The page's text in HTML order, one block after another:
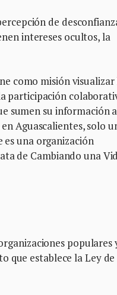
de
intereses ocultos, la
como misión visualizar
participación
sumen su información a
Aguascalientes, solo
es una organización
de Cambiando una
populares
que establece la Ley de